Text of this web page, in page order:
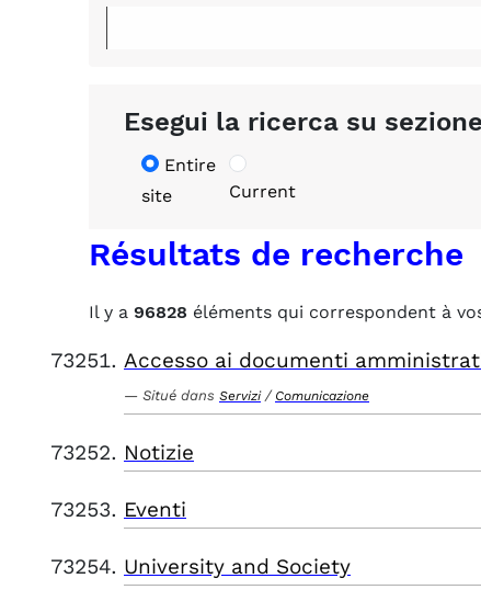
Esegui la ricerca su
Entire
site
Current
Résultats de recherche
Il y a 96828 éléments qui correspondent à
Accesso ai documenti
Situé dans Servizi / Comunicazione
Notizie
Eventi
University and Society